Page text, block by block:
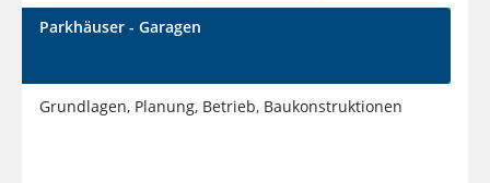
Parkhäuser - Garagen
Grundlagen, Planung, Betrieb, Baukonstruktionen